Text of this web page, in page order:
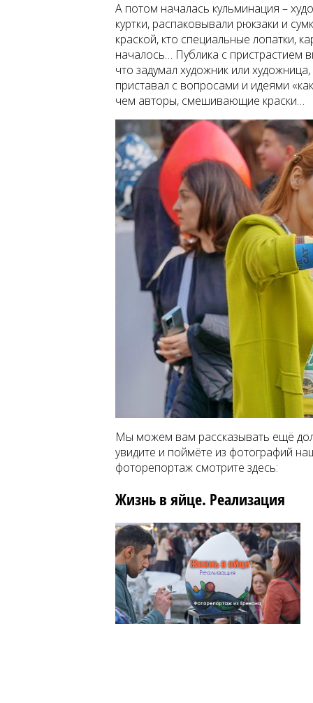
А потом началась кульминация –
куртки, распаковывали рюкзаки и
краской, кто специальные лопатки,
началось… Публика с пристрастием
что задумал художник или
приставал с вопросами и идеями
чем авторы, смешивающие краски…
Мы можем вам рассказывать ещё
увидите и поймёте из фотографий
фоторепортаж смотрите здесь:
Жизнь в яйце. Реализация